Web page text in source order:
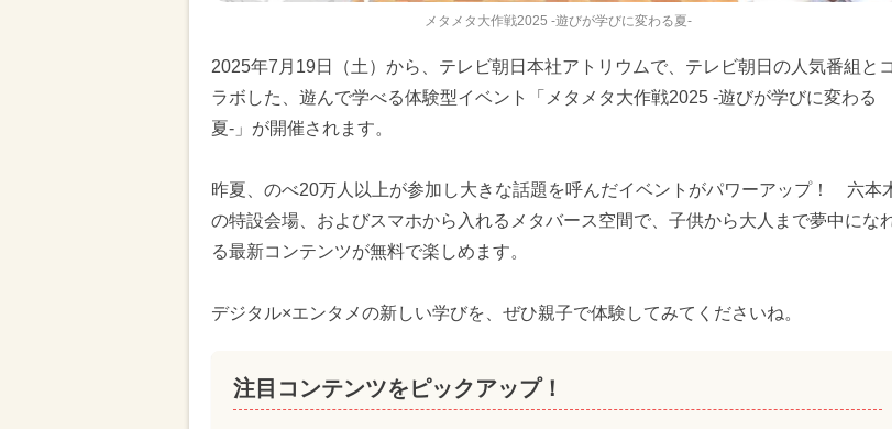
メタメタ大作戦2025 -遊びが学びに変わる夏-
2025年7月19日（土）から、テレビ朝日本社アトリウムで、テレビ朝日の人気番組とコ
ラボした、遊んで学べる体験型イベント「メタメタ大作戦2025 -遊びが学びに変わる
夏-」が開催されます。
昨夏、のべ20万人以上が参加し大きな話題を呼んだイベントがパワーアップ！ 六本
の特設会場、およびスマホから入れるメタバース空間で、子供から大人まで夢中にな
る最新コンテンツが無料で楽しめます。
デジタル×エンタメの新しい学びを、ぜひ親子で体験してみてくださいね。
注目コンテンツをピックアップ！